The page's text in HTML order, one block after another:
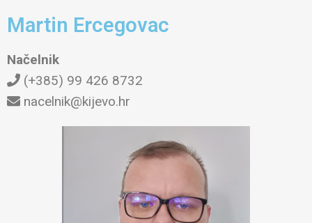
Martin Ercegovac
Načelnik
(+385) 99 426 8732
nacelnik@kijevo.hr